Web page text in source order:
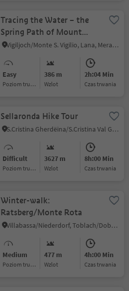
Tracing the Water – the
Spring Path of Mount
Vigiljoch
Vigiljoch/Monte S. Vigilio, Lana, Meran/Merano and environs
Easy
Poziom trudności
386 m
Wzlot
2h:04 Min
czas trwania
Sellaronda Hike Tour
S.Cristina Gherdëina/S.Cristina Val Gardena/S.Cristina Gherdëina/St.Christina in Gröden, Sëlva/Selva di Val Gardena, Dolomites Region Val Gardena
Difficult
Poziom trudności
3627 m
Wzlot
8h:00 Min
czas trwania
Winter-walk:
Ratsberg/Monte Rota
Villabassa/Niederdorf, Toblach/Dobbiaco, Dolomites Region 3 Zinnen
Medium
Poziom trudności
477 m
Wzlot
4h:00 Min
czas trwania